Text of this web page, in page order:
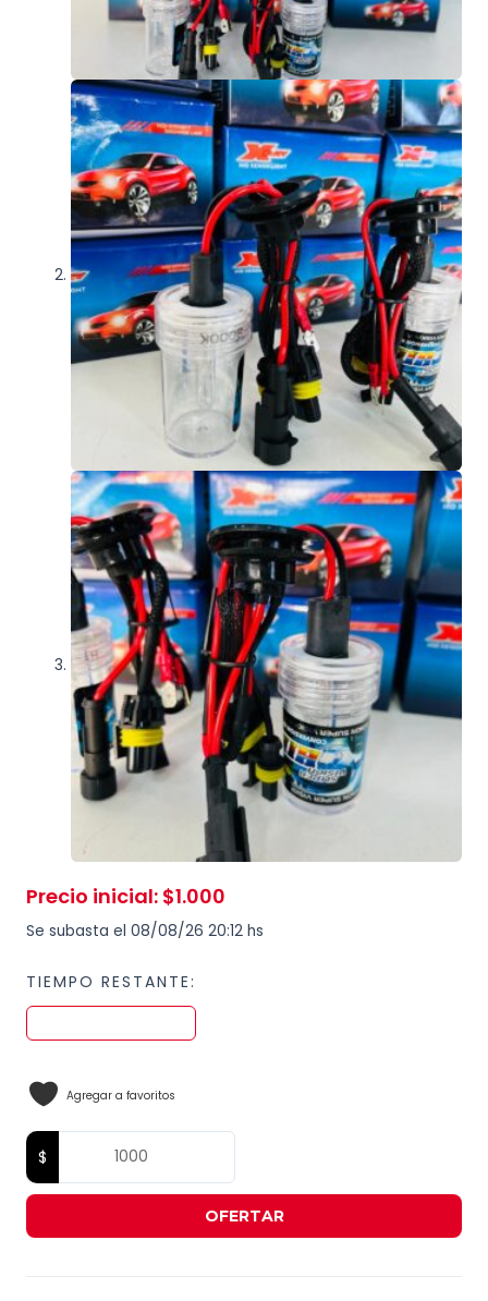
Precio inicial: $1.000
Se subasta el 08/08/26 20:12 hs
TIEMPO RESTANTE:
Agregar a favoritos
OFERTAR